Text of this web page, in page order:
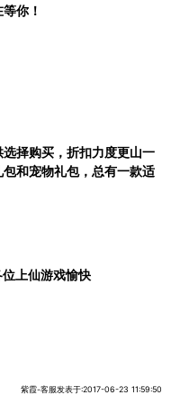
你！
择购买，折扣力度更山一
和宠物礼包，总有一款适
上仙游戏愉快
紫霞-客服发表于:2017-06-23 11:59:50